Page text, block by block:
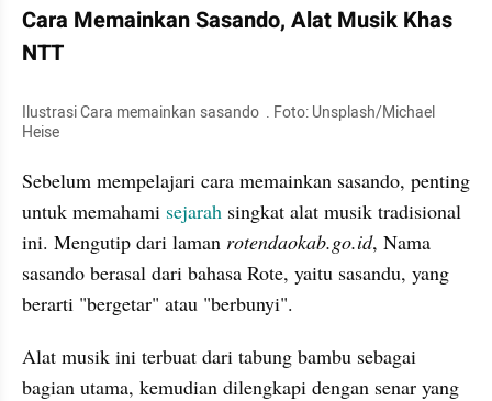
Cara Memainkan Sasando, Alat Musik Khas
NTT
Ilustrasi Cara memainkan sasando  . Foto: Unsplash/Michael
Heise
Sebelum mempelajari cara memainkan sasando, penting
untuk memahami sejarah singkat alat musik tradisional
ini. Mengutip dari laman rotendaokab.go.id, Nama
sasando berasal dari bahasa Rote, yaitu sasandu, yang
berarti "bergetar" atau "berbunyi".
Alat musik ini terbuat dari tabung bambu sebagai
bagian utama, kemudian dilengkapi dengan senar yang